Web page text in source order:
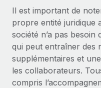
Il est important de
propre entité juridique
société n’a pas besoin
qui peut entraîner des
supplémentaires et
les collaborateurs.
compris